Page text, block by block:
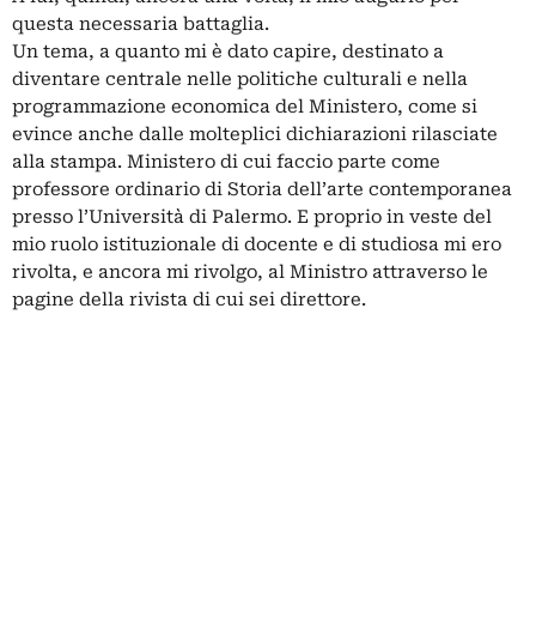
questa necessaria battaglia.
Un tema, a quanto mi è dato capire, destinato a
diventare centrale nelle politiche culturali e nella
programmazione economica del Ministero, come si
evince anche dalle molteplici dichiarazioni rilasciate
alla stampa. Ministero di cui faccio parte come
professore ordinario di Storia dell’arte contemporanea
presso l’Università di Palermo. E proprio in veste del
mio ruolo istituzionale di docente e di studiosa mi ero
rivolta, e ancora mi rivolgo, al Ministro attraverso le
pagine della rivista di cui sei direttore.